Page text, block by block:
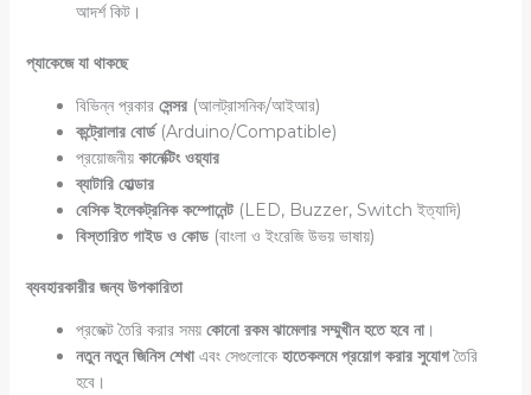
আদর্শ কিট।
প্যাকেজে যা থাকছে
বিভিন্ন প্রকার সেন্সর(আলট্রাসনিক/আইআর)
কন্ট্রোলার বোর্ড(Arduino/Compatible)
প্রয়োজনীয় কানেক্টিং ওয়্যার
ব্যাটারি হোল্ডার
বেসিক ইলেকট্রনিক কম্পোনেন্ট(LED, Buzzer, Switch ইত্যাদি)
বিস্তারিত গাইড ও কোড(বাংলা ও ইংরেজি উভয় ভাষায়)
ব্যবহারকারীর জন্য উপকারিতা
প্রজেক্ট তৈরি করার সময় কোনো রকম ঝামেলার সম্মুখীন হতে হবে না।
নতুন নতুন জিনিস শেখাএবং সেগুলোকে হাতেকলমে প্রয়োগ করার সুযোগতৈরি
হবে।